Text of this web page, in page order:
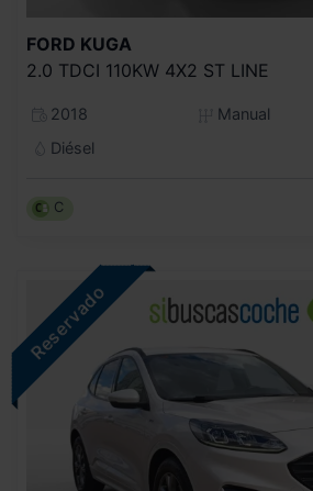
FORD KUGA
2.0 TDCI 110KW 4X2 ST LINE
2018
Manual
Diésel
C